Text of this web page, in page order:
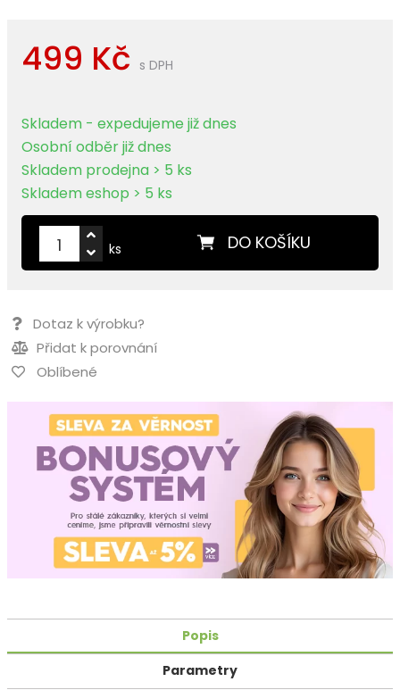
499 Kč s DPH
Skladem - expedujeme již dnes
Osobní odběr již dnes
Skladem prodejna > 5 ks
Skladem eshop > 5 ks
DO KOŠÍKU
ks
Dotaz k výrobku?
Přidat k porovnání
Oblíbené
Popis
Parametry